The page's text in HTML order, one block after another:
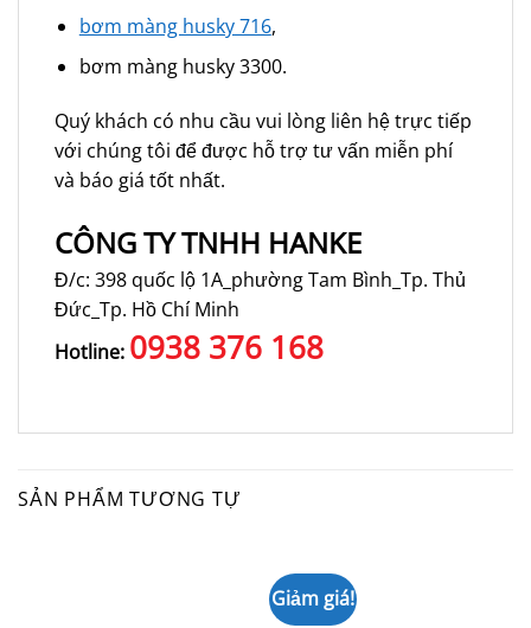
bơm màng husky 716,
bơm màng husky 3300.
Quý khách có nhu cầu vui lòng liên hệ trực tiếp
với chúng tôi để được hỗ trợ tư vấn miễn phí
và báo giá tốt nhất.
CÔNG TY TNHH HANKE
Đ/c: 398 quốc lộ 1A_phường Tam Bình_Tp. Thủ
Đức_Tp. Hồ Chí Minh
Hotline: 0938 376 168
SẢN PHẨM TƯƠNG TỰ
Giảm giá!